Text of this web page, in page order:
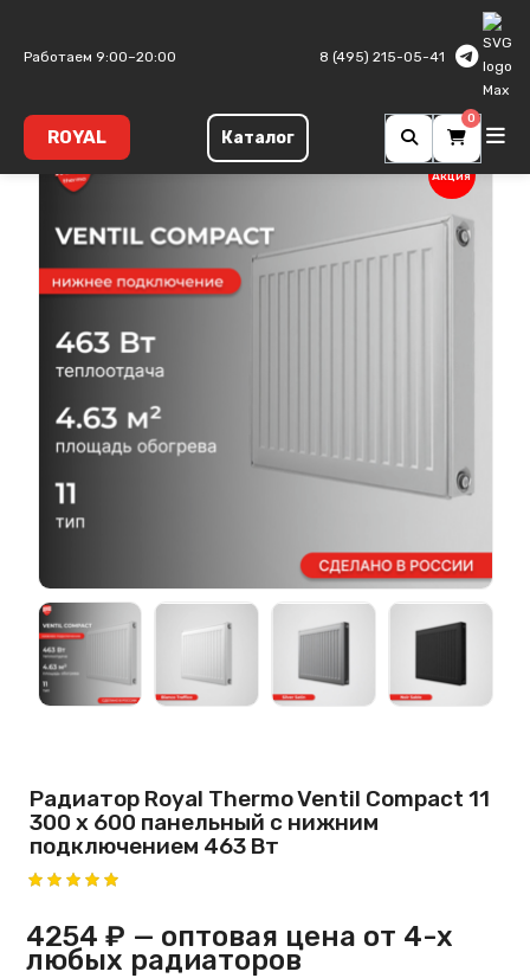
Работаем 9:00–20:00 8 (495) 215-05-41
ROYAL Каталог
0
Тип 11
Акция
Радиатор Royal Thermo Ventil Compact 11
300 х 600 панельный с нижним
подключением 463 Вт
4254 ₽ — оптовая цена от 4-х
любых радиаторов